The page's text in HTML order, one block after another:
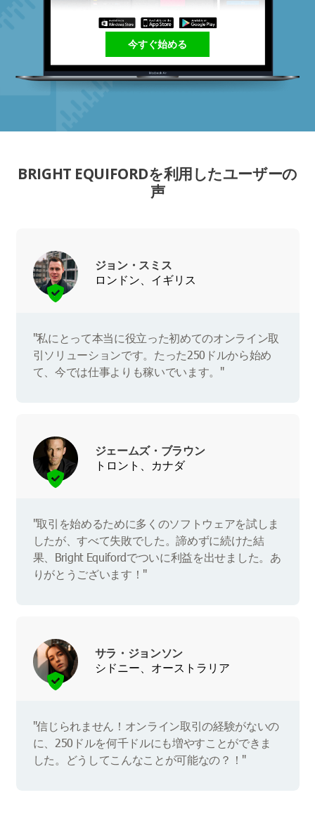
今すぐ始める
BRIGHT EQUIFORDを利用したユーザーの
声
ジョン・スミス
ロンドン、イギリス
"私にとって本当に役立った初めてのオンライン取
引ソリューションです。たった250ドルから始め
て、今では仕事よりも稼いでいます。"
ジェームズ・ブラウン
トロント、カナダ
"取引を始めるために多くのソフトウェアを試しま
したが、すべて失敗でした。諦めずに続けた結
果、Bright Equifordでついに利益を出せました。あ
りがとうございます！"
サラ・ジョンソン
シドニー、オーストラリア
"信じられません！オンライン取引の経験がないの
に、250ドルを何千ドルにも増やすことができま
した。どうしてこんなことが可能なの？！"